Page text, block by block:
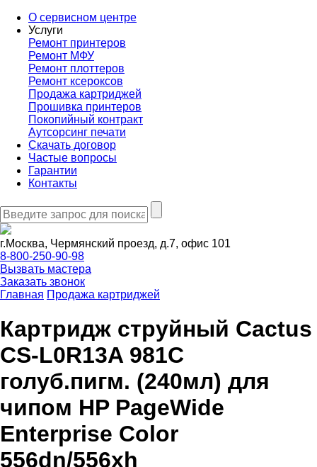
О сервисном центре
Услуги
Ремонт принтеров
Ремонт МФУ
Ремонт плоттеров
Ремонт ксероксов
Продажа картриджей
Прошивка принтеров
Покопийный контракт
Аутсорсинг печати
Скачать договор
Частые вопросы
Гарантии
Контакты
г.Москва, Чермянский проезд, д.7, офис 101
8-800-250-90-98
Вызвать мастера
Заказать звонок
Главная Продажа картриджей
Картридж струйный Cactus
CS-L0R13A 981C
голуб.пигм. (240мл) для
чипом HP PageWide
Enterprise Color
556dn/556xh